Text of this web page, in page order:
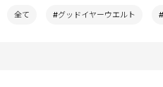
全て #グッドイヤーウエルト